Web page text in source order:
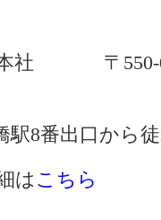
本社 〒550-
8番出口から
は こちら